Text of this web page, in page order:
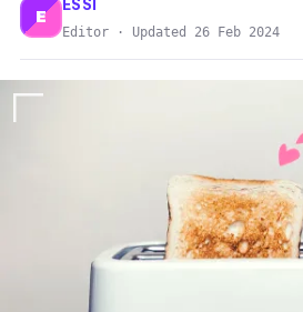
E
ESSI
Editor · Updated 26 Feb 2024